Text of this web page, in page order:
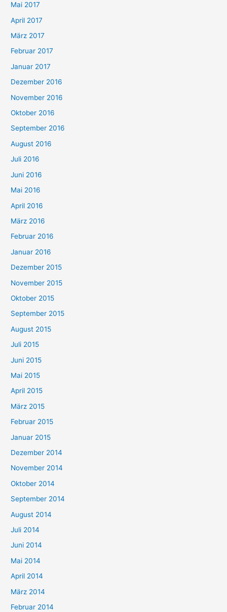
Mai 2017
April 2017
März 2017
Februar 2017
Januar 2017
Dezember 2016
November 2016
Oktober 2016
September 2016
August 2016
Juli 2016
Juni 2016
Mai 2016
April 2016
März 2016
Februar 2016
Januar 2016
Dezember 2015
November 2015
Oktober 2015
September 2015
August 2015
Juli 2015
Juni 2015
Mai 2015
April 2015
März 2015
Februar 2015
Januar 2015
Dezember 2014
November 2014
Oktober 2014
September 2014
August 2014
Juli 2014
Juni 2014
Mai 2014
April 2014
März 2014
Februar 2014